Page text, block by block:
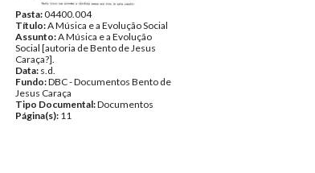
Pasta:04400.004
Título:A Música e a Evolução Social
Assunto:A Música e a Evolução
Social [autoria de Bento de Jesus
Caraça?].
Data: s.d.
Fundo:DBC - Documentos Bento de
Jesus Caraça
Tipo Documental:Documentos
Página(s): 11